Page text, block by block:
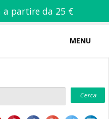
partire da 25 €
MENU